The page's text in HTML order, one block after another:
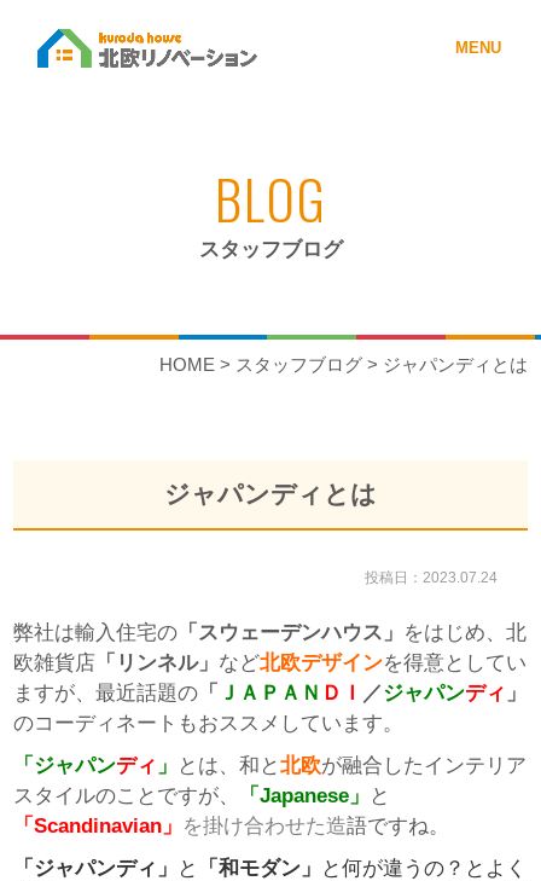
MENU
BLOG
スタッフブログ
HOME > スタッフブログ> ジャパンディとは
ジャパンディとは
投稿日：2023.07.24
弊社は輸入住宅の 「スウェーデンハウス」 をはじめ、北
欧雑貨店 「リンネル」 など北欧デザインを得意としてい
ますが、最近話題の 「 ＪＡＰＡＮ ＤＩ ／ジャパンディ 」
のコーディネートもおススメしています。
「ジャパンディ 」 とは、和と北欧が融合したインテリア
スタイルのことですが、
「Japanese」
と
「Scandinavian」 を掛け合わせた造語ですね。
「ジャパンディ」
と 「和モダン」
と何が違うの？とよく